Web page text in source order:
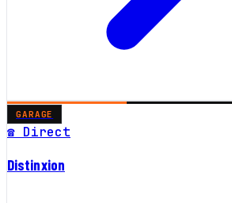
GARAGE
☎ Direct
Distinxion